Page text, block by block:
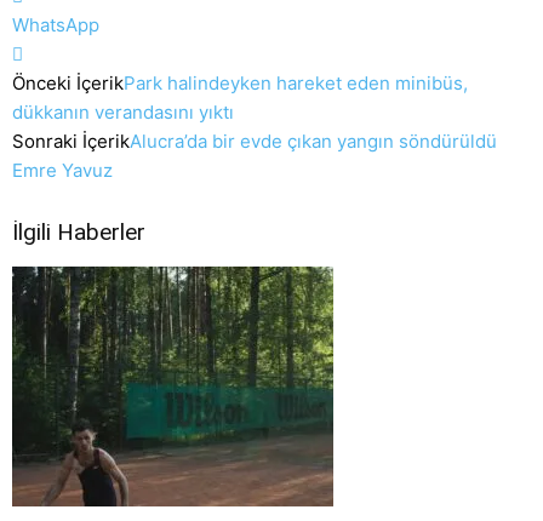
WhatsApp
Önceki İçerikPark halindeyken hareket eden minibüs,
dükkanın verandasını yıktı
Sonraki İçerikAlucra’da bir evde çıkan yangın söndürüldü
Emre Yavuz
İlgili Haberler